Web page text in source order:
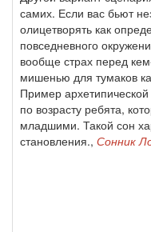
самих. Если вас бьют
олицетворять как
повседневного
вообще страх перед
мишенью для тумаков
Пример
по возрасту ребята,
младшими. Такой сон
становления., Сонник